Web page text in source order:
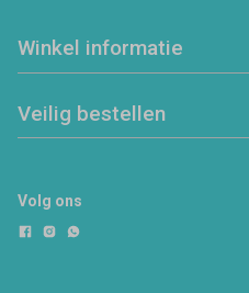
Winkel informatie
Veilig bestellen
Volg ons